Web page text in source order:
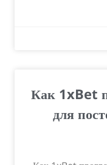
Как 1xBet
для